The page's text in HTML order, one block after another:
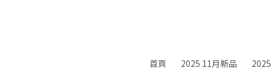
首頁 2025 11月新品